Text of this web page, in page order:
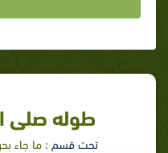
طوله صلى
تحت قسم : ما جاء